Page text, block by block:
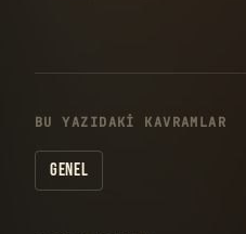
BU YAZIDAKI KAVRAMLAR
GENEL